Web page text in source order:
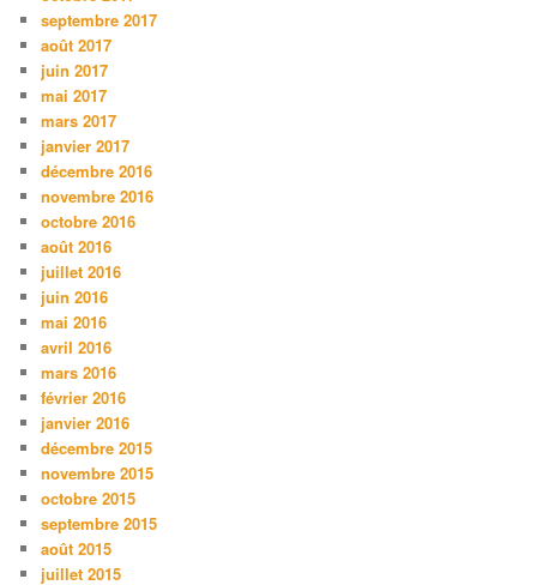
septembre 2017
août 2017
juin 2017
mai 2017
mars 2017
janvier 2017
décembre 2016
novembre 2016
octobre 2016
août 2016
juillet 2016
juin 2016
mai 2016
avril 2016
mars 2016
février 2016
janvier 2016
décembre 2015
novembre 2015
octobre 2015
septembre 2015
août 2015
juillet 2015